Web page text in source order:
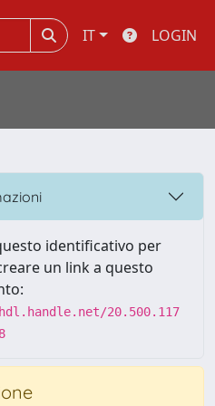
IT LOGIN
identificativo per
un link a questo
20.500.117